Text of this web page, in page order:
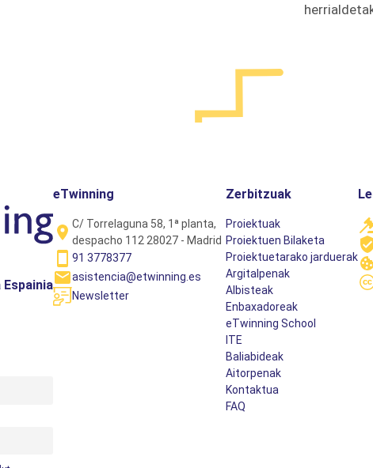
eTwinning
C/ Torrelaguna 58, 1ª planta,
despacho 112 28027 - Madrid
91 3778377
asistencia@etwinning.es
Newsletter
Zerbitzuak
Proiektuak
Proiektuen Bilaketa
Proiektuetarako jarduerak
Argitalpenak
Albisteak
Enbaxadoreak
eTwinning School
ITE
Baliabideak
Aitorpenak
Kontaktua
FAQ